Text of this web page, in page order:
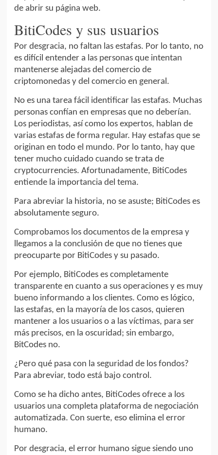
de abrir su página web.
BitiCodes y sus usuarios
Por desgracia, no faltan las estafas. Por lo tanto, no
es difícil entender a las personas que intentan
mantenerse alejadas del comercio de
criptomonedas y del comercio en general.
No es una tarea fácil identificar las estafas. Muchas
personas confían en empresas que no deberían.
Los periodistas, así como los expertos, hablan de
varias estafas de forma regular. Hay estafas que se
originan en todo el mundo. Por lo tanto, hay que
tener mucho cuidado cuando se trata de
cryptocurrencies. Afortunadamente, BitiCodes
entiende la importancia del tema.
Para abreviar la historia, no se asuste; BitiCodes es
absolutamente seguro.
Comprobamos los documentos de la empresa y
llegamos a la conclusión de que no tienes que
preocuparte por BitiCodes y su pasado.
Por ejemplo, BitiCodes es completamente
transparente en cuanto a sus operaciones y es muy
bueno informando a los clientes. Como es lógico,
las estafas, en la mayoría de los casos, quieren
mantener a los usuarios o a las víctimas, para ser
más precisos, en la oscuridad; sin embargo,
BitCodes no.
¿Pero qué pasa con la seguridad de los fondos?
Para abreviar, todo está bajo control.
Como se ha dicho antes, BitiCodes ofrece a los
usuarios una completa plataforma de negociación
automatizada. Con suerte, eso elimina el error
humano.
Por desgracia, el error humano sigue siendo uno